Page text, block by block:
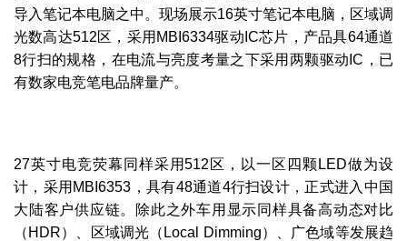
导入笔记本电脑之中。现场展示16英寸笔记本电脑，区域调
光数高达512区，采用MBI6334驱动IC芯片，产品具64通道
8行扫的规格，在电流与亮度考量之下采用两颗驱动IC，已
有数家电竞笔电品牌量产。
27英寸电竞荧幕同样采用512区，以一区四颗LED做为设
计，采用MBI6353，具有48通道4行扫设计，正式进入中国
大陆客户供应链。除此之外车用显示同样具备高动态对比
（HDR）、区域调光（Local Dimming）、广色域等发展趋